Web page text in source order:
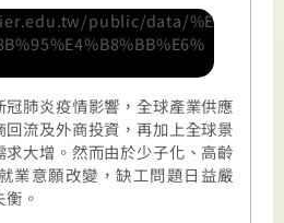
肺炎疫情影響，全球產業供應
流及外商投資，再加上全球景
大增。然而由於少子化、高齡
業意願改變，缺工問題日益嚴
。